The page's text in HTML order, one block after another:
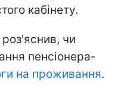
кабінету.
чи
пенсіонера-
на проживання.